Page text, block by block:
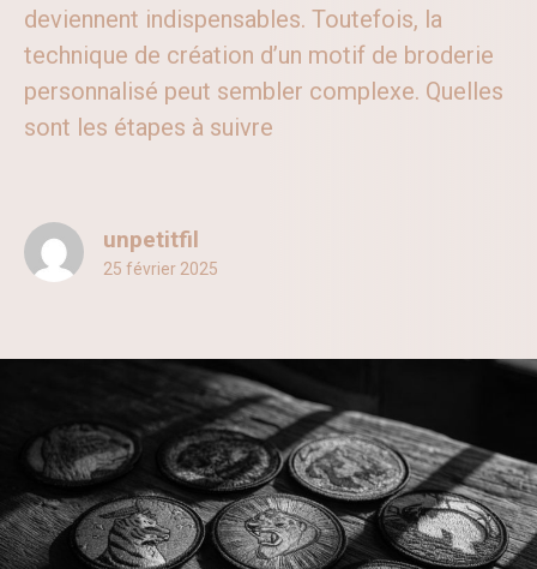
deviennent indispensables. Toutefois, la
technique de création d’un motif de broderie
personnalisé peut sembler complexe. Quelles
sont les étapes à suivre
unpetitfil
25 février 2025